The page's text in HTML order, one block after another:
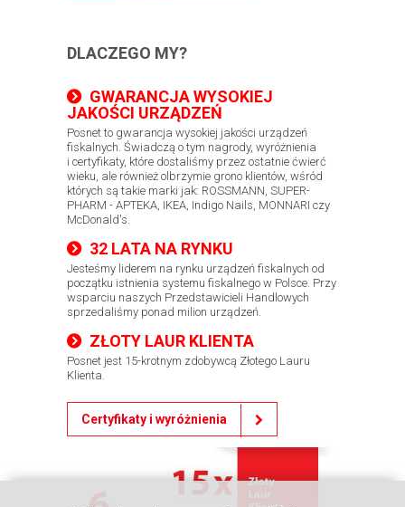
DLACZEGO MY?
GWARANCJA WYSOKIEJ
JAKOŚCI URZĄDZEŃ
​Posnet to gwarancja wysokiej jakości urządzeń
fiskalnych. Świadczą o tym nagrody, wyróżnienia
i certyfikaty, które dostaliśmy przez ostatnie ćwierć
wieku, ale również olbrzymie grono klientów, wśród
których są takie marki jak: ROSSMANN, SUPER-
PHARM - APTEKA, IKEA, Indigo Nails, MONNARI czy
McDonald's.
32 LATA NA RYNKU
Jesteśmy liderem na rynku urządzeń fiskalnych od
początku istnienia systemu fiskalnego w Polsce. Przy
wsparciu naszych Przedstawicieli Handlowych
sprzedaliśmy ponad milion urządzeń.
ZŁOTY LAUR KLIENTA
Posnet jest 15-krotnym zdobywcą Złotego Lauru
Klienta.
Certyfikaty i wyróżnienia